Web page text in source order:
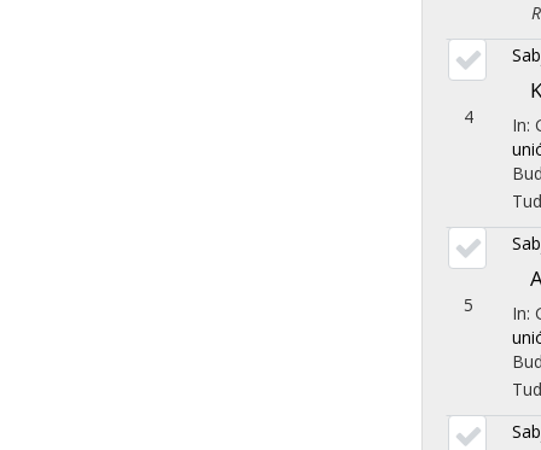
4 In:
5 In: